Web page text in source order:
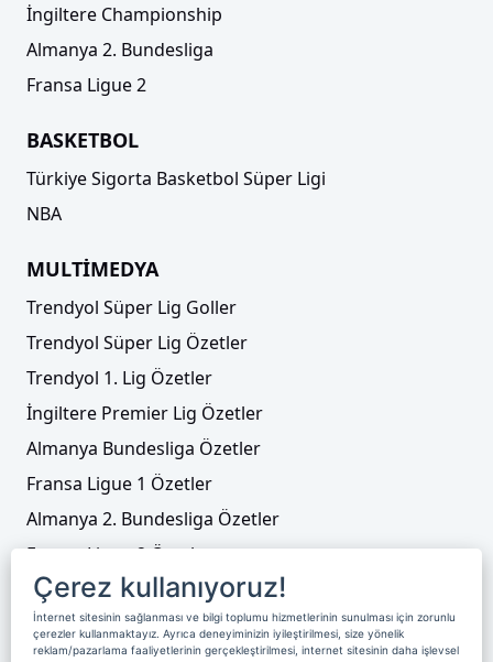
İngiltere Championship
Almanya 2. Bundesliga
Fransa Ligue 2
BASKETBOL
Türkiye Sigorta Basketbol Süper Ligi
NBA
MULTİMEDYA
Trendyol Süper Lig Goller
Trendyol Süper Lig Özetler
Trendyol 1. Lig Özetler
İngiltere Premier Lig Özetler
Almanya Bundesliga Özetler
Fransa Ligue 1 Özetler
Almanya 2. Bundesliga Özetler
Fransa Ligue 2 Özetler
Tenis
Video Liste
Çerez kullanıyoruz!
İnternet sitesinin sağlanması ve bilgi toplumu hizmetlerinin sunulması için zorunlu
çerezler kullanmaktayız. Ayrıca deneyiminizin iyileştirilmesi, size yönelik
reklam/pazarlama faaliyetlerinin gerçekleştirilmesi, internet sitesinin daha işlevsel